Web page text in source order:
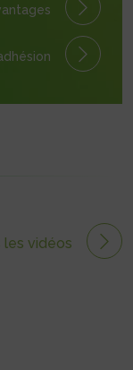
les vidéos